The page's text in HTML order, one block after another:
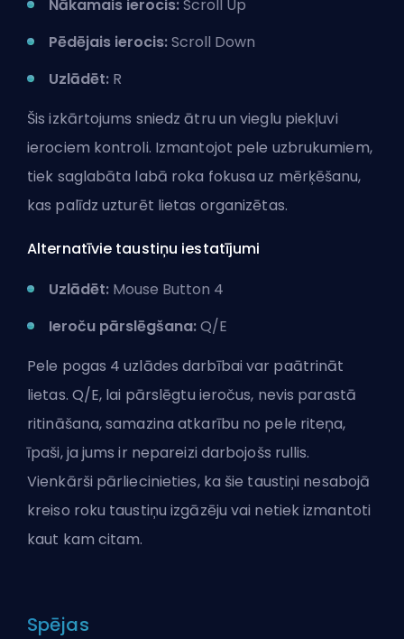
Nākamais ierocis:Scroll Up
Pēdējais ierocis:Scroll Down
Uzlādēt: R
Šis izkārtojums sniedz ātru un vieglu piekļuvi
ierociem kontroli. Izmantojot pele uzbrukumiem,
tiek saglabāta labā roka fokusa uz mērķēšanu,
kas palīdz uzturēt lietas organizētas.
Alternatīvie taustiņu iestatījumi
Uzlādēt: Mouse Button 4
Ieroču pārslēgšana:Q/E
Pele pogas 4 uzlādes darbībai var paātrināt
lietas. Q/E, lai pārslēgtu ieročus, nevis parastā
ritināšana, samazina atkarību no pele riteņa,
īpaši, ja jums ir nepareizi darbojošs rullis.
Vienkārši pārliecinieties, ka šie taustiņi nesabojā
kreiso roku taustiņu izgāzēju vai netiek izmantoti
kaut kam citam.
Spējas